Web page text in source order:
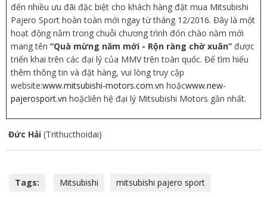
đến nhiều ưu đãi đặc biệt cho khách hàng đặt mua Mitsubishi
Pajero Sport hoàn toàn mới ngay từ tháng 12/2016. Đây là một
hoạt động nằm trong chuỗi chương trình đón chào năm mới
mang tên “Quà mừng năm mới - Rộn ràng chờ xuân” được
triển khai trên các đại lý của MMV trên toàn quốc. Để tìm hiểu
thêm thông tin và đặt hàng, vui lòng truy cập
website:www.mitsubishi-motors.com.vn hoặcwww.new-
pajerosport.vn hoặcliên hệ đại lý Mitsubishi Motors gần nhất.
Đức Hải (Trithucthoidai)
Tags: Mitsubishi mitsubishi pajero sport